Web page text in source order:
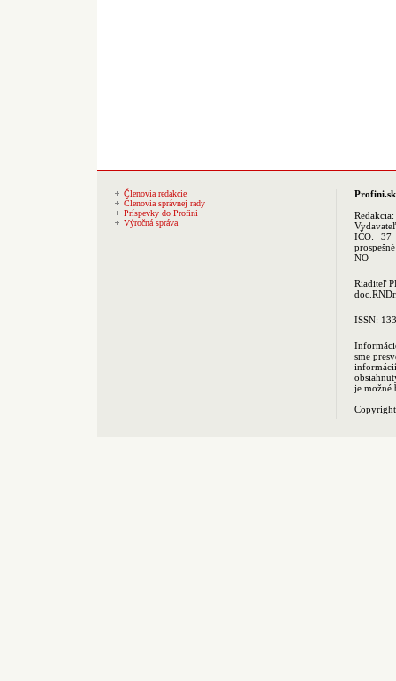
Členovia redakcie
Členovia správnej rady
Príspevky do Profini
Výročná správa
Profini.sk
Redakcia:
IČO: 37
NO
Riaditeľ
ISSN:
sme
je možné